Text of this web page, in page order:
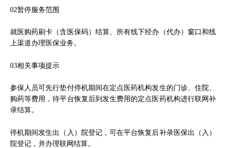
02暂停服务范围
就医购药刷卡（含医保码）结算、所有线下经办（代办）窗口和线
上渠道办理医保业务。
03相关事项提示
参保人员可先行垫付停机期间在定点医药机构发生的门诊、住院、
购药等费用，待平台恢复后到发生费用的定点医药机构进行联网补
录结算。
停机期间发生出（入）院登记，可在平台恢复后补录医保出（入）
院登记，并办理联网结算。